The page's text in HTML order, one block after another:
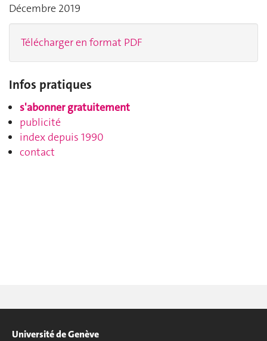
Décembre 2019
Télécharger en format PDF
Infos pratiques
s'abonner gratuitement
publicité
index depuis 1990
contact
Université de Genève